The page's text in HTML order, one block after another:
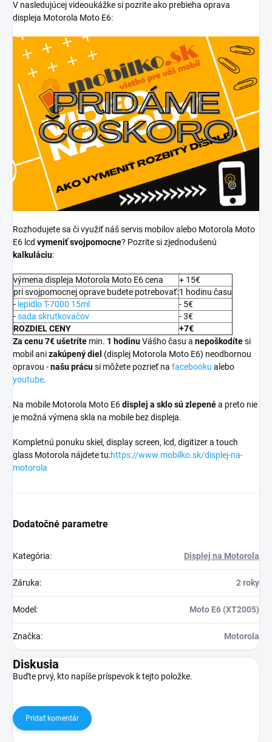
V nasledujúcej videoukážke si pozrite ako prebieha oprava
displeja Motorola Moto E6:
Rozhodujete sa či využiť náš servis mobilov alebo Motorola Moto
E6 lcd vymeniť svojpomocne? Pozrite si zjednodušenú
kalkuláciu:
výmena displeja Motorola Moto E6 cena
+ 15€
pri svojpomocnej oprave budete potrebovať:1 hodinu času
- lepidlo T-7000 15ml
- 5€
-sada skrutkovačov
- 3€
ROZDIEL CENY
+7€
Za cenu 7€ ušetríte min. 1 hodinuVášho času a nepoškodítesi
mobil anizakúpený diel (displej Motorola Moto E6) neodbornou
opravou -našu prácusi môžete pozrieť na facebooku alebo
youtube.
Na mobile Motorola Moto E6displej a sklo sú zlepenéa preto nie
je možná výmena skla na mobile bez displeja.
Kompletnú ponuku skiel, display screen, lcd, digitizer a touch
glass Motorola nájdete tu:https://www.mobilko.sk/displej-na-
motorola
Dodatočné parametre
Kategória: Displej na Motorola
Záruka: 2 roky
Model : Moto E6 (XT2005)
Značka: Motorola
Diskusia
Buďte prvý, kto napíše príspevok k tejto položke.
Pridať komentár